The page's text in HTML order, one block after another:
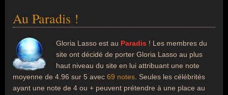
Au Paradis !
Gloria Lasso est au Paradis ! Les membres du
site ont décidé de porter Gloria Lasso au plus
haut niveau du site en lui attribuant une note
moyenne de 4.96 sur 5 avec 69 notes . Seules les célébrités
ayant une note de 4 ou + peuvent prétendre à une place au